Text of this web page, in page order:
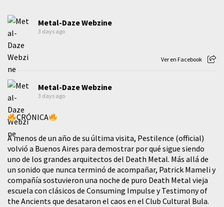
Metal-Daze Webzine
3 days ago
Ver en Facebook
Metal-Daze Webzine
3 days ago
CRÓNICA
A menos de un año de su última visita, Pestilence (official)
volvió a Buenos Aires para demostrar por qué sigue siendo
uno de los grandes arquitectos del Death Metal. Más allá de
un sonido que nunca terminó de acompañar, Patrick Mameli y
compañía sostuvieron una noche de puro Death Metal vieja
escuela con clásicos de Consuming Impulse y Testimony of
the Ancients que desataron el caos en el Club Cultural Bula.